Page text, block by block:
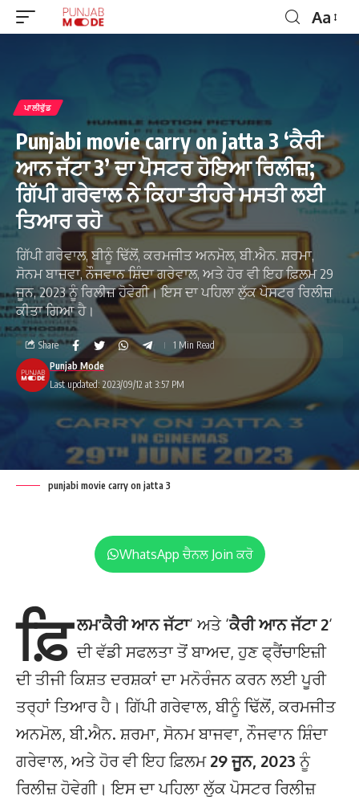
Aa
ਪਾਲੀਵੁੱਡ
Punjabi movie carry on jatta 3 ‘ਕੈਰੀ
ਆਨ ਜੱਟਾ 3’ ਦਾ ਪੋਸਟਰ ਹੋਇਆ ਰਿਲੀਜ਼;
ਗਿੱਪੀ ਗਰੇਵਾਲ ਨੇ ਕਿਹਾ ਤੀਹਰੇ ਮਸਤੀ ਲਈ
ਤਿਆਰ ਰਹੋ
ਗਿੱਪੀ ਗਰੇਵਾਲ, ਬੀਨੂੰ ਢਿੱਲੋਂ, ਕਰਮਜੀਤ ਅਨਮੋਲ, ਬੀ.ਐਨ. ਸ਼ਰਮਾ,
ਸੋਨਮ ਬਾਜਵਾ, ਨੌਜਵਾਨ ਸ਼ਿੰਦਾ ਗਰੇਵਾਲ, ਅਤੇ ਹੋਰ ਵੀ ਇਹ ਫ਼ਿਲਮ 29
ਜੂਨ, 2023 ਨੂੰ ਰਿਲੀਜ਼ ਹੋਵੇਗੀ। ਇਸ ਦਾ ਪਹਿਲਾ ਲੁੱਕ ਪੋਸਟਰ ਰਿਲੀਜ਼
ਕੀਤਾ ਗਿਆ ਹੈ।
Last updated: 2023/09/12 at 3:57 PM
Punjab Mode
Share 1 Min Read
punjabi movie carry on jatta 3
WhatsApp ਚੈਨਲ Join ਕਰੋ
ਫ਼ਿ ਲਮ’ਕੈਰੀ ਆਨ ਜੱਟਾ‘ ਅਤੇ ‘ਕੈਰੀ ਆਨ ਜੱਟਾ 2‘
ਦੀ ਵੱਡੀ ਸਫਲਤਾ ਤੋਂ ਬਾਅਦ, ਹੁਣ ਫ੍ਰੈਂਚਾਇਜ਼ੀ
ਦੀ ਤੀਜੀ ਕਿਸ਼ਤ ਦਰਸ਼ਕਾਂ ਦਾ ਮਨੋਰੰਜਨ ਕਰਨ ਲਈ ਪੂਰੀ
ਤਰ੍ਹਾਂ ਤਿਆਰ ਹੈ। ਗਿੱਪੀ ਗਰੇਵਾਲ, ਬੀਨੂੰ ਢਿੱਲੋਂ, ਕਰਮਜੀਤ
ਅਨਮੋਲ, ਬੀ.ਐਨ. ਸ਼ਰਮਾ, ਸੋਨਮ ਬਾਜਵਾ, ਨੌਜਵਾਨ ਸ਼ਿੰਦਾ
ਗਰੇਵਾਲ, ਅਤੇ ਹੋਰ ਵੀ ਇਹ ਫ਼ਿਲਮ29 ਜੂਨ, 2023ਨੂੰ
ਰਿਲੀਜ਼ ਹੋਵੇਗੀ। ਇਸ ਦਾ ਪਹਿਲਾ ਲੁੱਕ ਪੋਸਟਰ ਰਿਲੀਜ਼